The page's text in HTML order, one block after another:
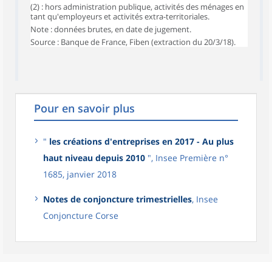
(2) : hors administration publique, activités des ménages en
tant qu'employeurs et activités extra-territoriales.
Note : données brutes, en date de jugement.
Source : Banque de France, Fiben (extraction du 20/3/18).
Pour en savoir plus
" les créations d'entreprises en 2017 - Au plus
haut niveau depuis 2010 ", Insee Première n°
1685, janvier 2018
Notes de conjoncture trimestrielles, Insee
Conjoncture Corse